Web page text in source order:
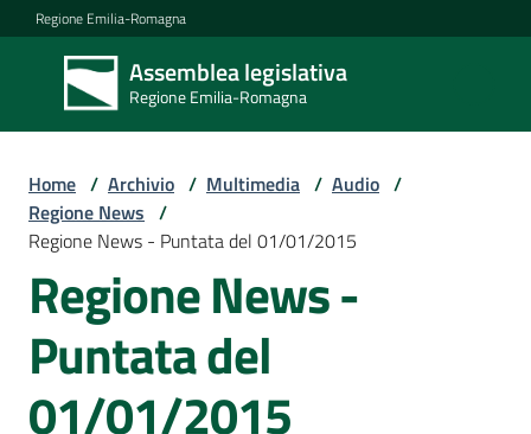
Vai al contenuto
Vai alla navigazione
Vai al footer
Regione Emilia-Romagna
Assemblea legislativa
Regione Emilia-Romagna
Assemblea
legislativa
Regione Emilia-
Assemblea
Attività
Home / Archivio / Multimedia / Audio /
Regione News /
Regione News - Puntata del 01/01/2015
Regione News -
Puntata del
01/01/2015